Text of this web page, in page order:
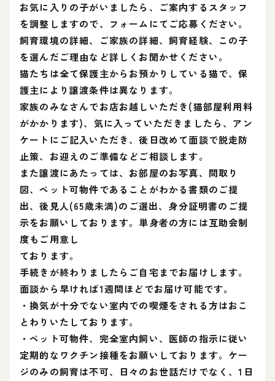
お気に入りの子がいましたら、ご案内するスタッフ
を調整しますので、フォームにてご応募ください。
飼育環境の詳細、ご家族の詳細、飼育経験、この子
を選んだご理由など詳しくお聞かせください。
猫たちは全て保護主からお預かりしている猫で、保
護主により譲渡条件は異なります。
家族のみなさんでお店お越しいただき(猫部屋利用料
がかかります)、気に入っていただきましたら、アン
ケートにご記入いただき、後日改めて面談で脱走防
止策、お迎えのご準備などご相談します。
また譲渡にあたっては、お部屋のお写真、間取り
図、ペット可物件であることがわかる書類のご提
出、後見人(65歳未満)のご選出、身分証明書のご提
示をお願いしております。単身者の方には互助会制
度もご用意し
ております。
手続きが終わりましたらご自宅までお届けします。
面談から早ければ1週間ほどでお届け可能です。
・換気が十分でない室内での喫煙をされる方はおこ
とわりいたしております。
・ペット可物件、完全室内飼い、医師の指示に従い
定期的なワクチン接種をお願いしております。ケー
ジのみの飼育は不可、日々のお世話だけでなく、1日